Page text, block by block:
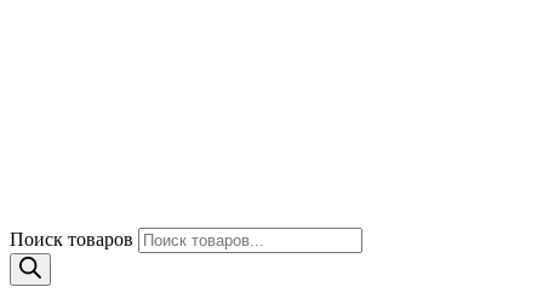
Поиск товаров